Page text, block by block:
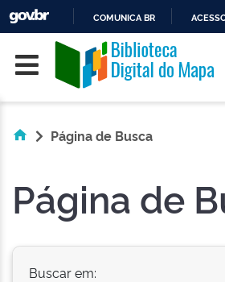
O
CONTEÚDO
COMUNICA BR
Skip navigation
Página de Busca
Página de
Buscar em: